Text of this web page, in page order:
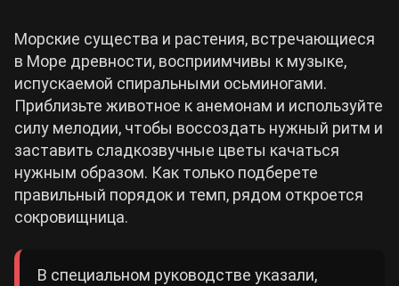
Морские существа и растения, встречающиеся
в Море древности, восприимчивы к музыке,
испускаемой спиральными осьминогами.
Приблизьте животное к анемонам и используйте
силу мелодии, чтобы воссоздать нужный ритм и
заставить сладкозвучные цветы качаться
нужным образом. Как только подберете
правильный порядок и темп, рядом откроется
сокровищница.
В специальном руководстве указали,